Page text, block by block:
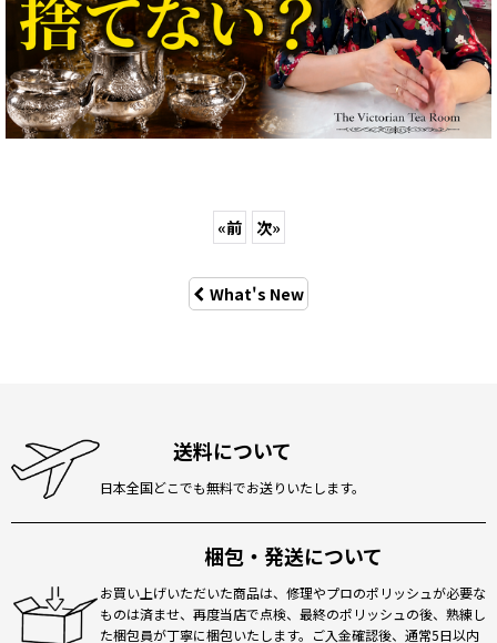
«前 次»
What's New
送料について
日本全国どこでも無料でお送りいたします。
梱包・発送について
お買い上げいただいた商品は、修理やプロのポリッシュが必要な
ものは済ませ、再度当店で点検、最終のポリッシュの後、熟練し
た梱包員が丁寧に梱包いたします。ご入金確認後、通常5日以内